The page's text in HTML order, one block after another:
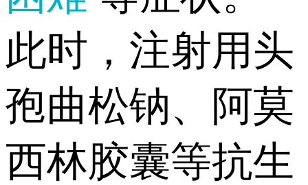
此时，注射用头
孢曲松钠、阿莫
西林胶囊等抗生